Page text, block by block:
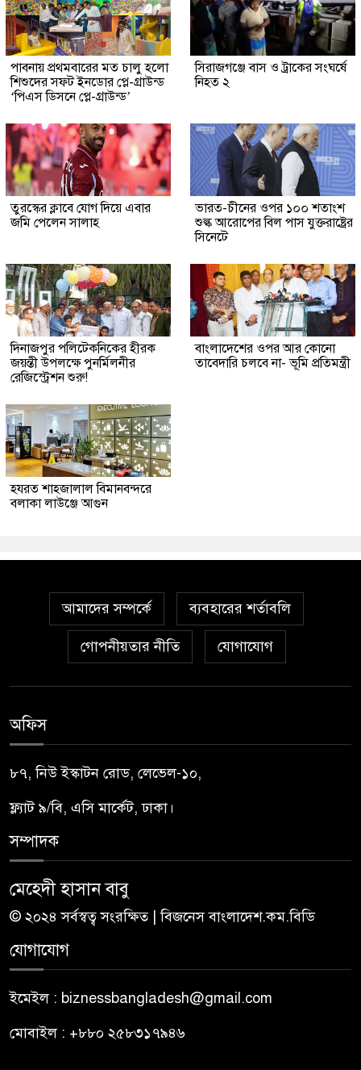
পাবনায় প্রথমবারের মত চালু হলো
শিশুদের সফট ইনডোর প্লে-গ্রাউন্ড
‘পিএস ডিসনে প্লে-গ্রাউন্ড’
সিরাজগঞ্জে বাস ও ট্রাকের সংঘর্ষে
নিহত ২
তুরস্কের ক্লাবে যোগ দিয়ে এবার
জমি পেলেন সালাহ
ভারত-চীনের ওপর ১০০ শতাংশ
শুল্ক আরোপের বিল পাস যুক্তরাষ্ট্রের
সিনেটে
দিনাজপুর পলিটেকনিকের হীরক
জয়ন্তী উপলক্ষে পুনর্মিলনীর
রেজিস্ট্রেশন শুরু!
বাংলাদেশের ওপর আর কোনো
তাবেদারি চলবে না- ভূমি প্রতিমন্ত্রী
হযরত শাহজালাল বিমানবন্দরে
বলাকা লাউঞ্জে আগুন
আমাদের সম্পর্কে ব্যবহারের শর্তাবলি
গোপনীয়তার নীতি যোগাযোগ
অফিস
৮৭, নিউ ইস্কাটন রোড, লেভেল-১০,
ফ্ল্যাট ৯/বি, এসি মার্কেট, ঢাকা।
সম্পাদক
মেহেদী হাসান বাবু
© ২০২৪ সর্বস্বত্ব সংরক্ষিত | বিজনেস বাংলাদেশ.কম.বিডি
যোগাযোগ
ইমেইল : biznessbangladesh@gmail.com
মোবাইল : +৮৮০ ২৫৮৩১৭৯৪৬